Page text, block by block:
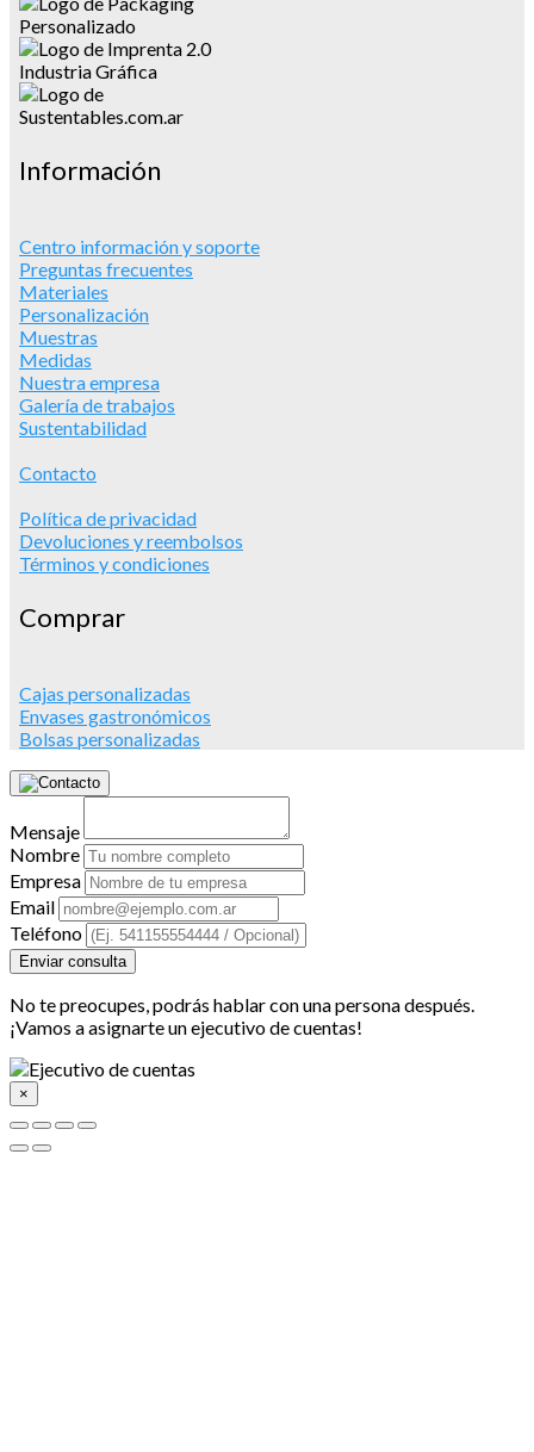
Información
Centro información y soporte
Preguntas frecuentes
Materiales
Personalización
Muestras
Medidas
Nuestra empresa
Galería de trabajos
Sustentabilidad
Contacto
Política de privacidad
Devoluciones y reembolsos
Términos y condiciones
Comprar
Cajas personalizadas
Envases gastronómicos
Bolsas personalizadas
Mensaje
Nombre
Empresa
Email
Teléfono
Enviar consulta
No te preocupes, podrás hablar con una persona después.
¡Vamos a asignarte un ejecutivo de cuentas!
×